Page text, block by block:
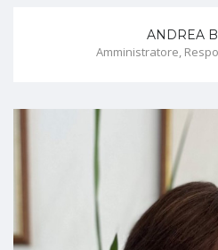
ANDREA
Amministratore,